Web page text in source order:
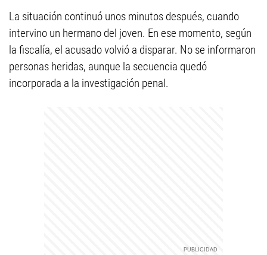
La situación continuó unos minutos después, cuando
intervino un hermano del joven. En ese momento, según
la fiscalía, el acusado volvió a disparar. No se informaron
personas heridas, aunque la secuencia quedó
incorporada a la investigación penal.